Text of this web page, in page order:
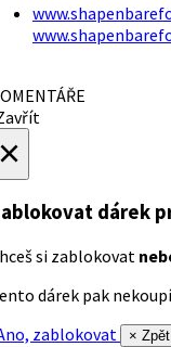
dárek
si zablokovat
dárek pak
zablokovat
× Zpět